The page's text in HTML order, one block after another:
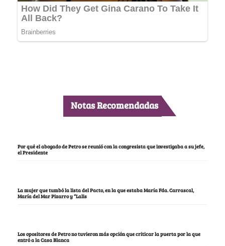
Notas Recomendadas
Por qué el abogado de Petro se reunió con la congresista que investigaba a su jefe,
el Presidente
La mujer que tumbó la lista del Pacto, en la que estaba María Fda. Carrascal,
María del Mar Pizarro y “Lalis
Los opositores de Petro no tuvieron más opción que criticar la puerta por la que
entró a la Casa Blanca